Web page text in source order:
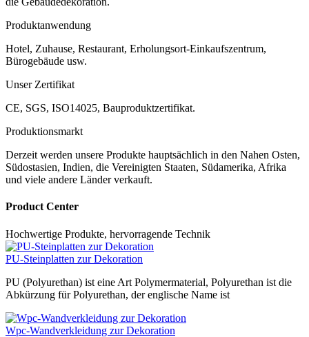
Produktanwendung
Hotel, Zuhause, Restaurant, Erholungsort-Einkaufszentrum,
Bürogebäude usw.
Unser Zertifikat
CE, SGS, ISO14025, Bauproduktzertifikat.
Produktionsmarkt
Derzeit werden unsere Produkte hauptsächlich in den Nahen Osten,
Südostasien, Indien, die Vereinigten Staaten, Südamerika, Afrika
und viele andere Länder verkauft.
Product Center
Hochwertige Produkte, hervorragende Technik
PU-Steinplatten zur Dekoration
PU (Polyurethan) ist eine Art Polymermaterial, Polyurethan ist die
Abkürzung für Polyurethan, der englische Name ist
Wpc-Wandverkleidung zur Dekoration